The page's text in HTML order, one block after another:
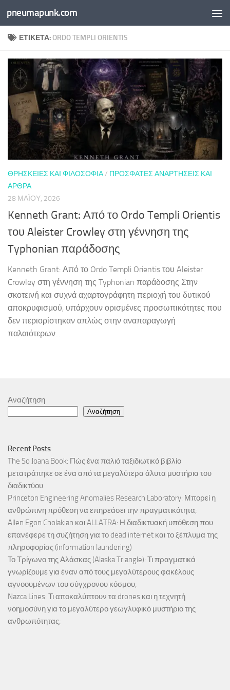
Skip to content
pneumapunk.com
ΕΤΙΚΈΤΑ:ORDO TEMPLI ORIENTIS
ΘΡΗΣΚΕΊΕΣ ΚΑΙ ΦΙΛΟΣΟΦΊΑ/ ΠΡΌΣΦΑΤΕΣ ΑΝΑΡΤΉΣΕΙΣ ΚΑΙ
ΆΡΘΡΑ
28 ΜΑΪ́ΟΥ, 2026
Kenneth Grant: Από το Ordo Templi Orientis
του Aleister Crowley στη γέννηση της
Typhonian παράδοσης
Kenneth Grant: Από το Ordo Templi Orientis του Aleister
Crowley στη γέννηση της Typhonian παράδοσης Στην
σκοτεινή και συχνά αχαρτογράφητη περιοχή του δυτικού
αποκρυφισμού, υπάρχουν ορισμένες προσωπικότητες που
δεν περιορίστηκαν απλώς στην αναπαραγωγή
παλαιότερων...
Αναζήτηση
Αναζήτηση
Recent Posts
The So Joana Book: Πώς ένα παλιό ταξιδιωτικό βιβλίο
μετατράπηκε σε ένα από τα μεγαλύτερα άλυτα μυστήρια του
διαδικτύου
Princeton Engineering Anomalies Research Laboratory: Μπορεί η
ανθρώπινη πρόθεση να επηρεάσει την πραγματικότητα;
Allen Egon Cholakian και ALLATRA: Η διαδικτυακή υπόθεση που
επανέφερε τη συζήτηση για το dead internet και το ξέπλυμα της
πληροφορίας (information laundering)
Το Τρίγωνο της Αλάσκας (Alaska Triangle): Τι πραγματικά
γνωρίζουμε για έναν από τους μεγαλύτερους φακέλους
αγνοουμένων του σύγχρονου κόσμου;
Nazca Lines: Τι αποκαλύπτουν τα drones και η τεχνητή
νοημοσύνη για το μεγαλύτερο γεωγλυφικό μυστήριο της
ανθρωπότητας;